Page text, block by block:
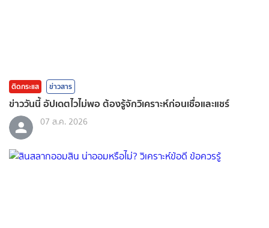
ติดกระแส ข่าวสาร
ข่าววันนี้ อัปเดตไวไม่พอ ต้องรู้จักวิเคราะห์ก่อนเชื่อและแชร์
07 ส.ค. 2026